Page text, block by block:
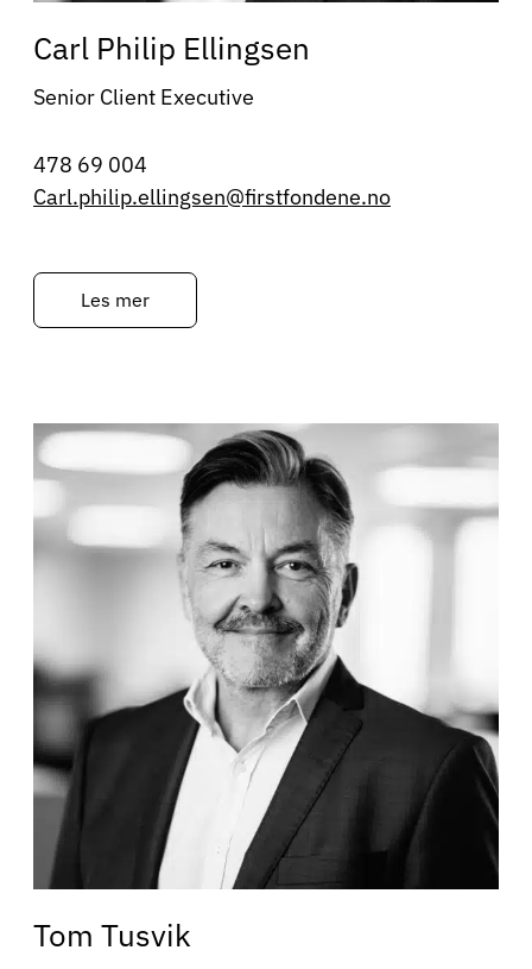
Carl Philip Ellingsen
Senior Client Executive
478 69 004
Carl.philip.ellingsen@firstfondene.no
Les mer
Tom Tusvik